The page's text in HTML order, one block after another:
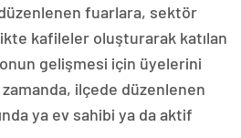
fuarlara, sektör
kafileler oluşturarak katılan
gelişmesi için üyelerini
zamanda, ilçede düzenlenen
ya ev sahibi ya da aktif